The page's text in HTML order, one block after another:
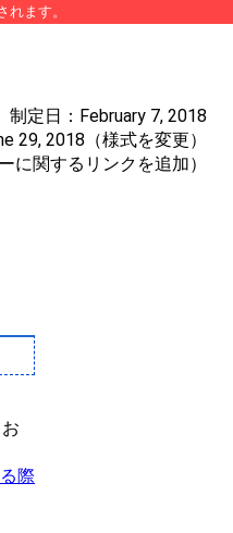
ます。
制定日：February 7, 2018
29, 2018（様式を変更）
に関するリンクを追加）
際